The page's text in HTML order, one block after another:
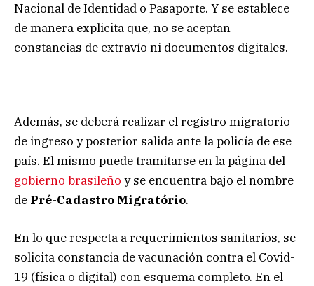
Nacional de Identidad o Pasaporte. Y se establece
de manera explicita que, no se aceptan
constancias de extravío ni documentos digitales.
Además, se deberá realizar el registro migratorio
de ingreso y posterior salida ante la policía de ese
país. El mismo puede tramitarse en la página del
gobierno brasileño y se encuentra bajo el nombre
de Pré-Cadastro Migratório.
En lo que respecta a requerimientos sanitarios, se
solicita constancia de vacunación contra el Covid-
19 (física o digital) con esquema completo. En el